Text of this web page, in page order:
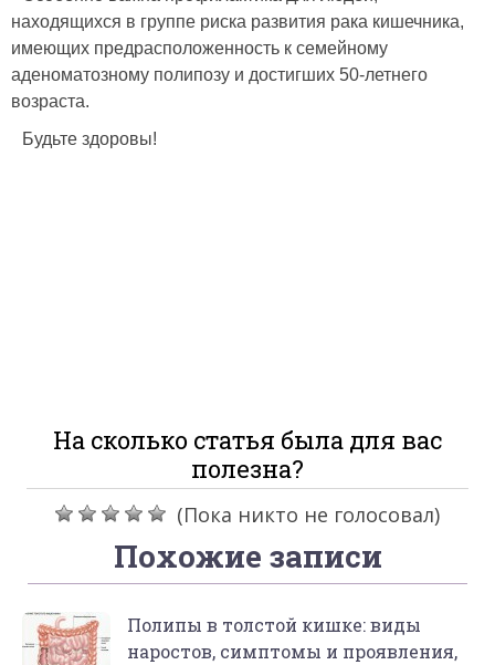
находящихся в группе риска развития рака кишечника,
имеющих предрасположенность к семейному
аденоматозному полипозу и достигших 50-летнего
возраста.
Будьте здоровы!
На сколько статья была для вас
полезна?
(Пока никто не голосовал)
Похожие записи
Полипы в толстой кишке: виды
наростов, симптомы и проявления,